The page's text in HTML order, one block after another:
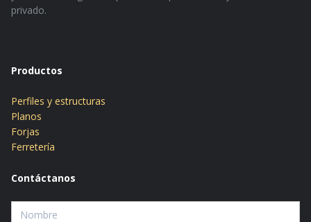
privado.
Productos
Perfiles y estructuras
Planos
Forjas
Ferretería
Contáctanos